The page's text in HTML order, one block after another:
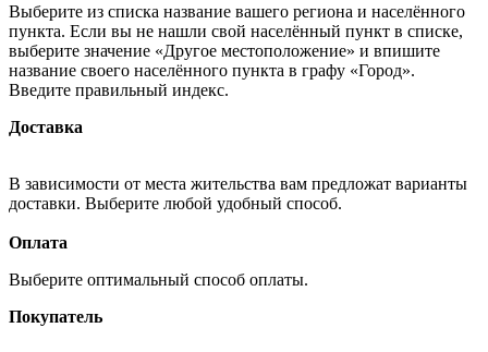
Выберите из списка название вашего региона и населённого
пункта. Если вы не нашли свой населённый пункт в списке,
выберите значение «Другое местоположение» и впишите
название своего населённого пункта в графу «Город».
Введите правильный индекс.
Доставка
В зависимости от места жительства вам предложат варианты
доставки. Выберите любой удобный способ.
Оплата
Выберите оптимальный способ оплаты.
Покупатель